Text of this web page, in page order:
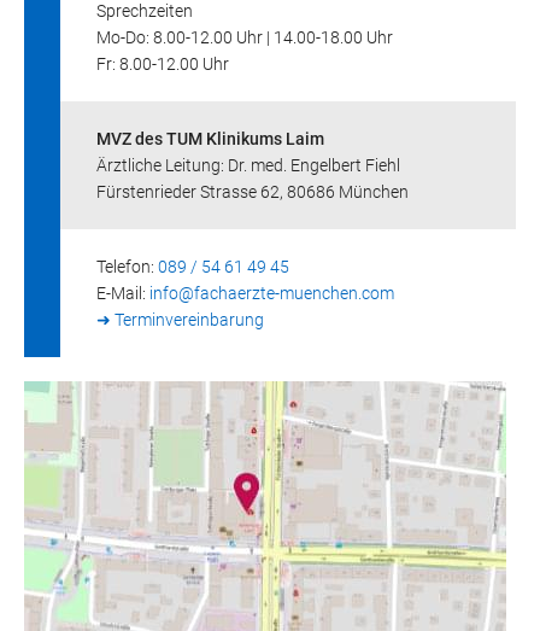
Sprechzeiten
Mo-Do: 8.00-12.00 Uhr | 14.00-18.00 Uhr
Fr: 8.00-12.00 Uhr
MVZ des TUM Klinikums Laim
Ärztliche Leitung: Dr. med. Engelbert Fiehl
Fürstenrieder Strasse 62, 80686 München
Telefon: 089 / 54 61 49 45
E-Mail: info@fachaerzte-muenchen.com
➜ Terminvereinbarung